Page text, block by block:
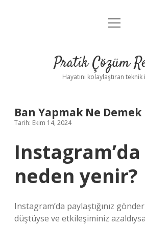
Anasayfa
Yasal Uyarı
menüyü
Pratik Çözüm
Hayatını kolaylaştıran teknik
Ban Yapmak Ne Demek
Tarih: Ekim 14, 2024
neden yenir?
Instagram’da paylaştığınız
düştüyse ve etkileşiminiz